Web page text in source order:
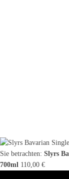
Sie betrachten: Slyrs
700ml 110,00 €